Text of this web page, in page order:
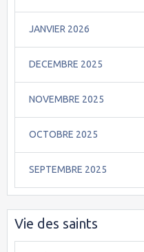
JANVIER 2026
DECEMBRE 2025
NOVEMBRE 2025
OCTOBRE 2025
SEPTEMBRE 2025
Vie des saints